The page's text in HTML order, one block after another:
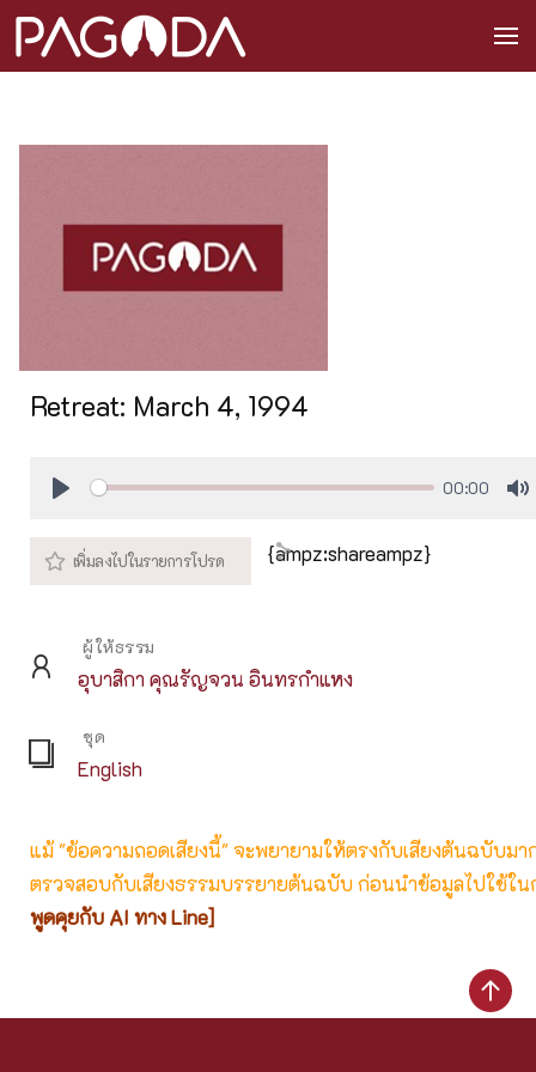
Retreat: March 4, 1994
59:33
{ampz:shareampz}
ผู้ให้ธรรม
อุบาสิกา คุณรัญจวน อินทรกำแหง
ชุด
English
แม้ "ข้อความถอดเสียงนี้" จะพยายามให้ตรงกับเสียงต้นฉบับม
ตรวจสอบกับเสียงธรรมบรรยายต้นฉบับ ก่อนนำข้อมูลไปใช้ใน
พูดคุยกับ AI ทาง Line]